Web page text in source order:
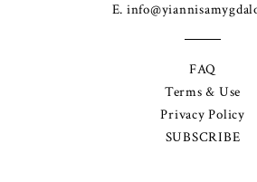
E.
FAQ
Terms & Use
Privacy Policy
SUBSCRIBE